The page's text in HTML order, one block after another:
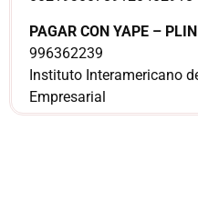
PAGAR CON YAPE – PLIN
996362239
Instituto Interamericano
Empresarial